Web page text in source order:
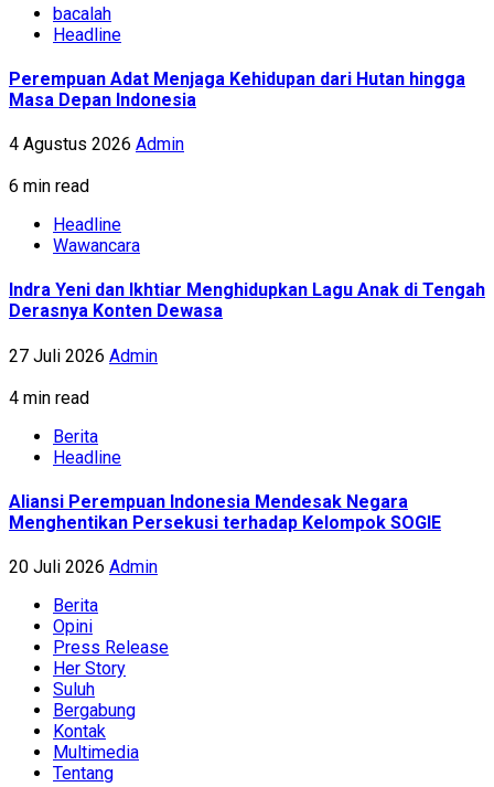
bacalah
Headline
Perempuan Adat Menjaga Kehidupan dari Hutan hingga
Masa Depan Indonesia
4 Agustus 2026 Admin
6 min read
Headline
Wawancara
Indra Yeni dan Ikhtiar Menghidupkan Lagu Anak di Tengah
Derasnya Konten Dewasa
27 Juli 2026 Admin
4 min read
Berita
Headline
Aliansi Perempuan Indonesia Mendesak Negara
Menghentikan Persekusi terhadap Kelompok SOGIE
20 Juli 2026 Admin
Berita
Opini
Press Release
Her Story
Suluh
Bergabung
Kontak
Multimedia
Tentang